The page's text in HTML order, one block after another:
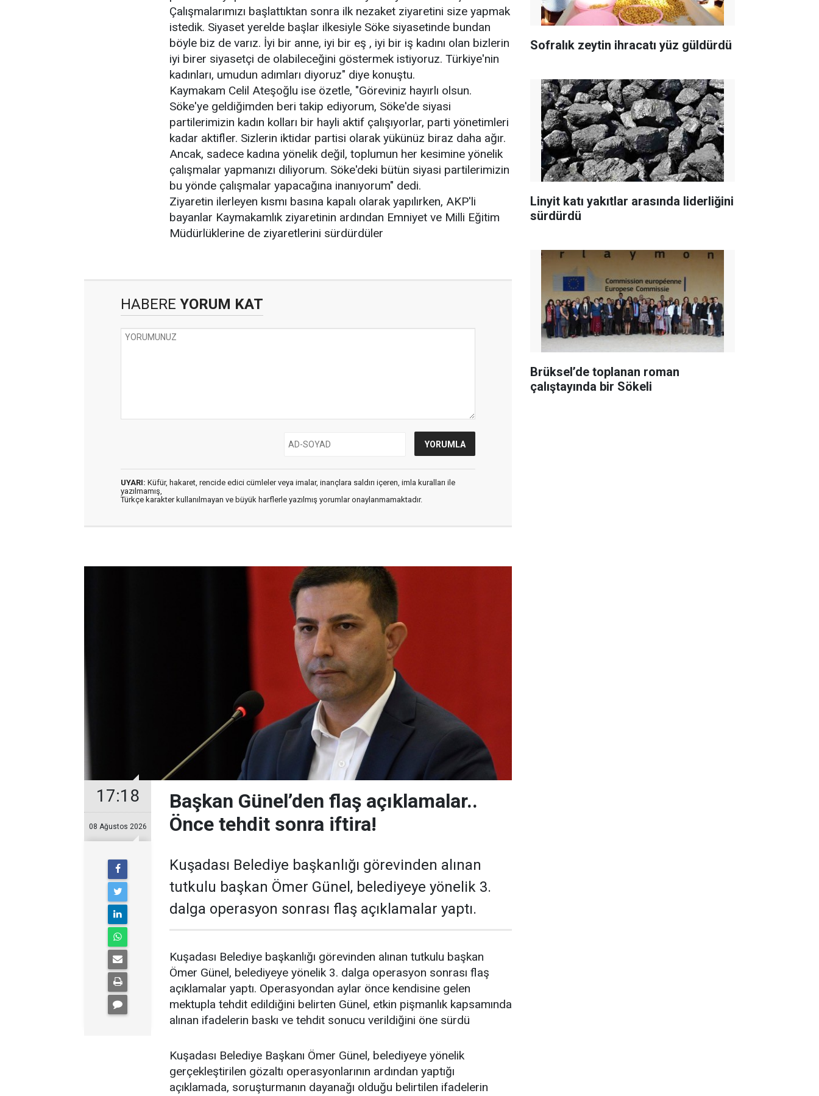
Çalışmalarımızı başlattıktan sonra ilk nezaket ziyaretini size yapmak
istedik. Siyaset yerelde başlar ilkesiyle Söke siyasetinde bundan
böyle biz de varız. İyi bir anne, iyi bir eş , iyi bir iş kadını olan bizlerin
iyi birer siyasetçi de olabileceğini göstermek istiyoruz. Türkiye'nin
kadınları, umudun adımları diyoruz" diye konuştu.
Kaymakam Celil Ateşoğlu ise özetle, "Göreviniz hayırlı olsun.
Söke'ye geldiğimden beri takip ediyorum, Söke'de siyasi
partilerimizin kadın kolları bir hayli aktif çalışıyorlar, parti yönetimleri
kadar aktifler. Sizlerin iktidar partisi olarak yükünüz biraz daha ağır.
Ancak, sadece kadına yönelik değil, toplumun her kesimine yönelik
çalışmalar yapmanızı diliyorum. Söke'deki bütün siyasi partilerimizin
bu yönde çalışmalar yapacağına inanıyorum" dedi.
Ziyaretin ilerleyen kısmı basına kapalı olarak yapılırken, AKP'li
bayanlar Kaymakamlık ziyaretinin ardından Emniyet ve Milli Eğitim
Müdürlüklerine de ziyaretlerini sürdürdüler
HABERE YORUM KAT
UYARI: Küfür, hakaret, rencide edici cümleler veya imalar, inançlara saldırı içeren, imla kuralları ile
yazılmamış,
Türkçe karakter kullanılmayan ve büyük harflerle yazılmış yorumlar onaylanmamaktadır.
17:18
08 Ağustos 2026
Başkan Günel’den flaş açıklamalar..
Önce tehdit sonra iftira!
Kuşadası Belediye başkanlığı görevinden alınan
tutkulu başkan Ömer Günel, belediyeye yönelik 3.
dalga operasyon sonrası flaş açıklamalar yaptı.
Kuşadası Belediye başkanlığı görevinden alınan tutkulu başkan
Ömer Günel, belediyeye yönelik 3. dalga operasyon sonrası flaş
açıklamalar yaptı. Operasyondan aylar önce kendisine gelen
mektupla tehdit edildiğini belirten Günel, etkin pişmanlık kapsamında
alınan ifadelerin baskı ve tehdit sonucu verildiğini öne sürdü
Kuşadası Belediye Başkanı Ömer Günel, belediyeye yönelik
gerçekleştirilen gözaltı operasyonlarının ardından yaptığı
açıklamada, soruşturmanın dayanağı olduğu belirtilen ifadelerin
Sofralık zeytin ihracatı yüz güldürdü
Linyit katı yakıtlar arasında liderliğini
sürdürdü
Brüksel’de toplanan roman
çalıştayında bir Sökeli